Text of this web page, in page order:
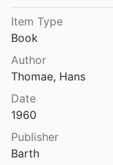
1: Klaus
3:
Item Type
Book
Author
Thomae, Hans
Date
1960
Publisher
Barth